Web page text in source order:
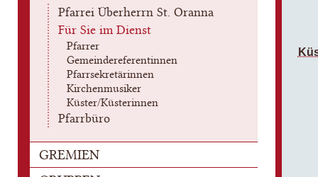
Pfarrei Überherrn St. Oranna
Für Sie im Dienst
Pfarrer
Gemeindereferentinnen
Pfarrsekretärinnen
Kirchenmusiker
Küster/Küsterinnen
Pfarrbüro
GREMIEN